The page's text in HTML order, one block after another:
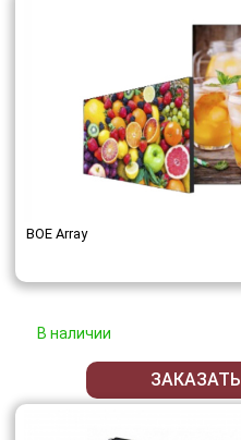
BOE Array
В наличии
ЗАКАЗАТЬ